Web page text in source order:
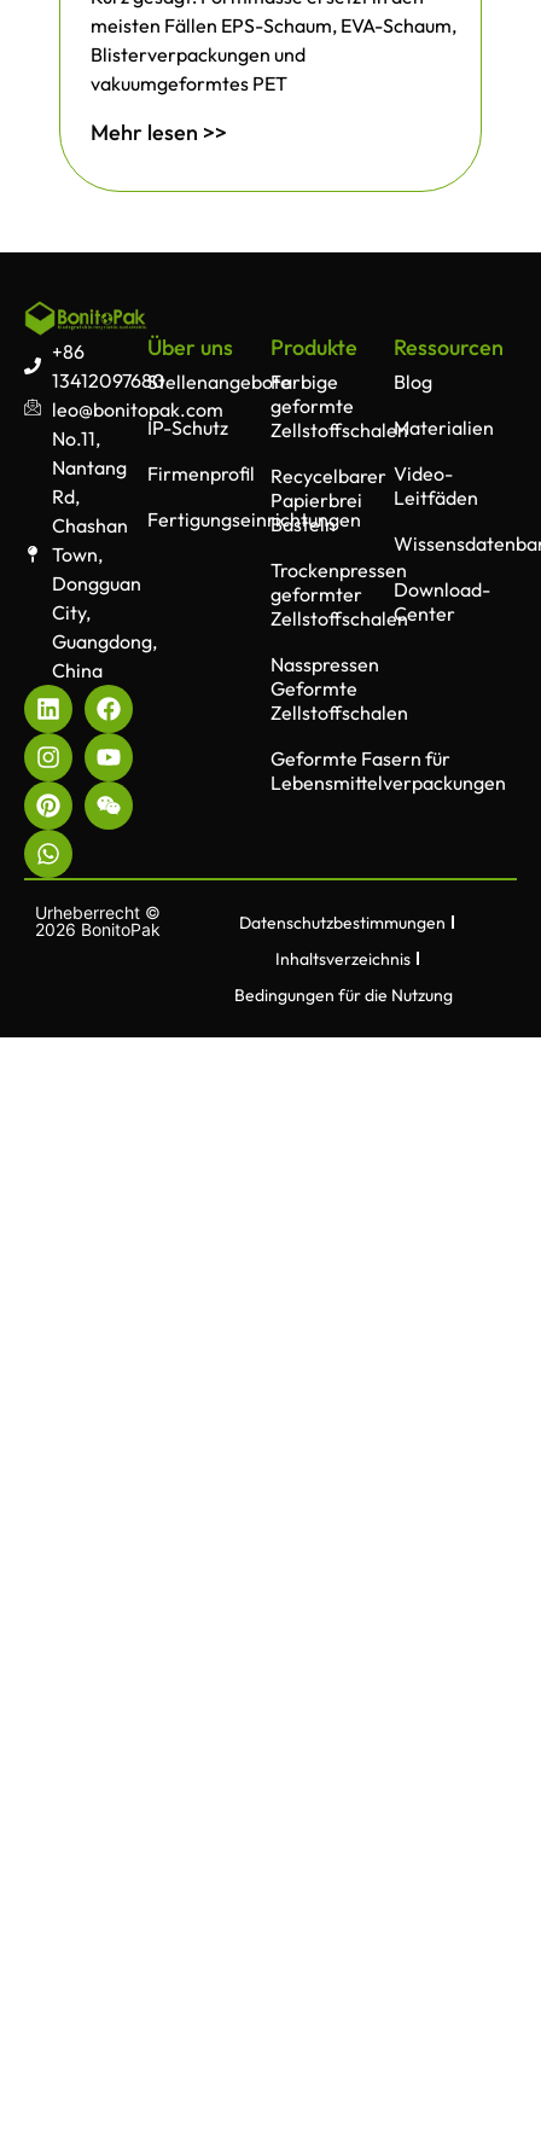
meisten Fällen EPS-Schaum, EVA-Schaum,
Blisterverpackungen und
vakuumgeformtes PET
Mehr lesen >>
+86
13412097680
leo@bonitopak.com
No.11,
Nantang
Rd,
Chashan
Town,
Dongguan
City,
Guangdong,
China
Über uns
Stellenangebote
IP-Schutz
Firmenprofil
Fertigungseinrichtungen
Produkte
Farbige
geformte
Zellstoffschalen
Recycelbarer
Papierbrei
Basteln
Trockenpressen
geformter
Zellstoffschalen
Nasspressen
Geformte
Zellstoffschalen
Geformte Fasern für
Lebensmittelverpackungen
Ressourcen
Blog
Materialien
Video-
Leitfäden
Download-
Center
Urheberrecht ©
2026 BonitoPak
Datenschutzbestimmungen
Inhaltsverzeichnis
Bedingungen für die Nutzung